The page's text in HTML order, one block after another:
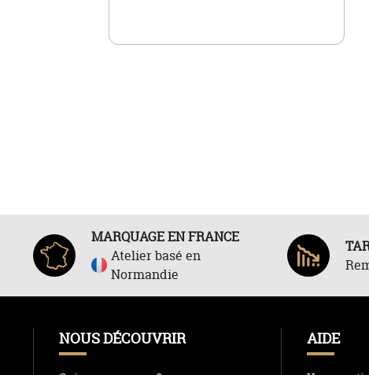
MARQUAGE EN FRANCE
Atelier basé en
Normandie
NOUS DÉCOUVRIR AIDE